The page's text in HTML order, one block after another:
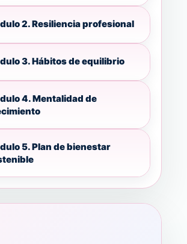
2. Resiliencia profesional
3. Hábitos de equilibrio
4. Mentalidad de
5. Plan de bienestar